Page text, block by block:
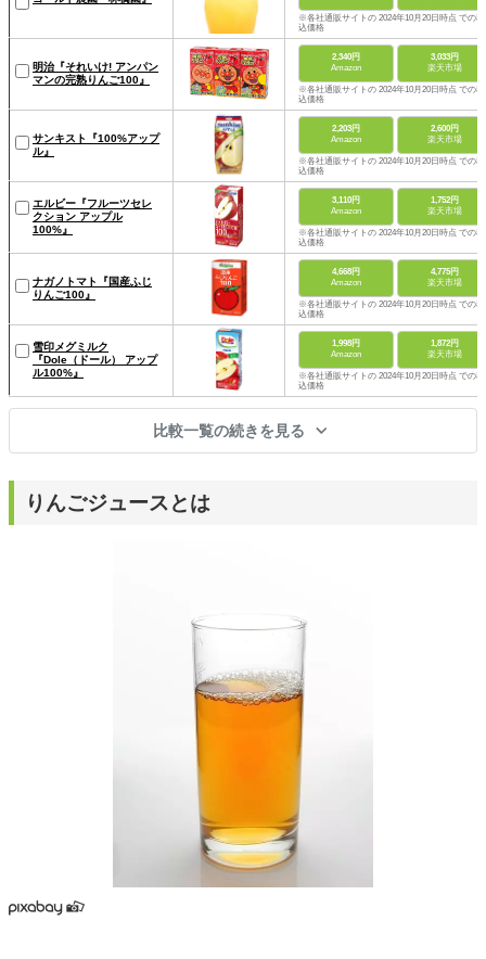
※各社通販サイトの 2024年10月20日時点 での税
込価格
明治『それいけ! アンパン
マンの完熟りんご100』
2,340円
Amazon
3,033円
楽天市場
※各社通販サイトの 2024年10月20日時点 での税
込価格
サンキスト『100%アップ
ル』
2,203円
Amazon
2,600円
楽天市場
※各社通販サイトの 2024年10月20日時点 での税
込価格
エルビー『フルーツセレ
クション アップル
100%』
3,110円
Amazon
1,752円
楽天市場
※各社通販サイトの 2024年10月20日時点 での税
込価格
ナガノトマト『国産ふじ
りんご100』
4,668円
Amazon
4,775円
楽天市場
※各社通販サイトの 2024年10月20日時点 での税
込価格
雪印メグミルク
『Dole（ドール） アップ
ル100%』
1,998円
Amazon
1,872円
楽天市場
※各社通販サイトの 2024年10月20日時点 での税
込価格
比較一覧の続きを見る
りんごジュースとは